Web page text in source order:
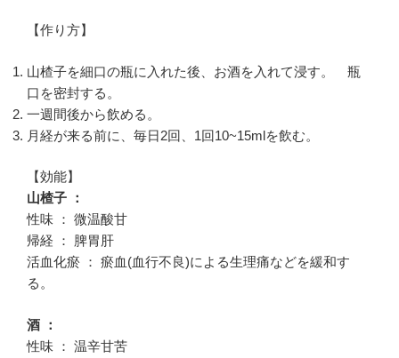
【作り方】
山楂子を細口の瓶に入れた後、お酒を入れて浸す。 瓶
口を密封する。
一週間後から飲める。
月経が来る前に、毎日2回、1回10~15mlを飲む。
【効能】
山楂子 ：
性味 ： 微温酸甘
帰経 ： 脾胃肝
活血化瘀 ： 瘀血(血行不良)による生理痛などを緩和す
る。
酒 ：
性味 ： 温辛甘苦